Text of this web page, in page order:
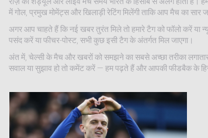
में गोल, प्रमुख मोमेंट्स और खिलाड़ी रेटिंग मिलेंगी ताकि आप मैच का सार
अगर आप चाहते हैं कि नई खबर तुरंत मिले तो हमारे टैग को फॉलो करें
पसंद करें या फीचर-पोस्ट, सभी कुछ इसी टैग के अंतर्गत मिल जाएगा।
अंत में, चेल्सी के मैच और खबरों को समझने का सबसे अच्छा तरीका
सवाल या सुझाव हो तो कमेंट करें — हम पढ़ते हैं और आपकी फीडबैक के